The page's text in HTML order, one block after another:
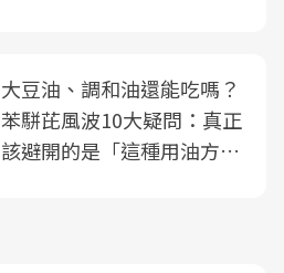
大豆油、調和油還能吃嗎？
苯駢芘風波10大疑問：真正
該避開的是「這種用油方